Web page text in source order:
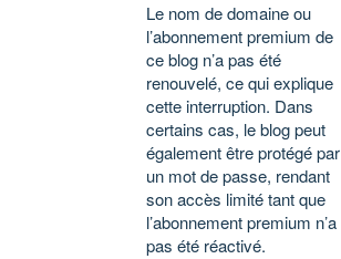
Le nom de domaine ou
l’abonnement premium de
ce blog n’a pas été
renouvelé, ce qui explique
cette interruption. Dans
certains cas, le blog peut
également être protégé par
un mot de passe, rendant
son accès limité tant que
l’abonnement premium n’a
pas été réactivé.